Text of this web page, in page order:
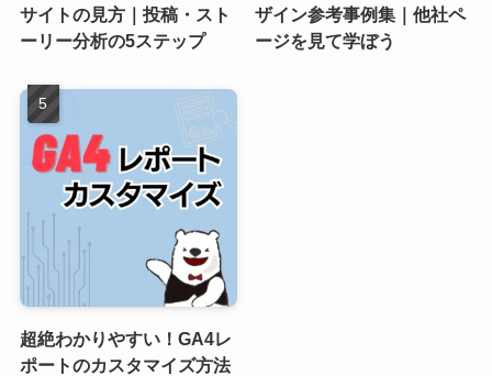
サイトの見方｜投稿・スト
ーリー分析の5ステップ
ザイン参考事例集｜他社ペ
ージを見て学ぼう
超絶わかりやすい！GA4レ
ポートのカスタマイズ方法